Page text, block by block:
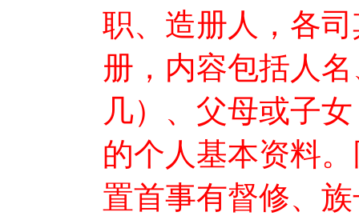
职、造册人，各
册，内容包括人
几）、父母或子
的个人基本资料
置首事有督修、